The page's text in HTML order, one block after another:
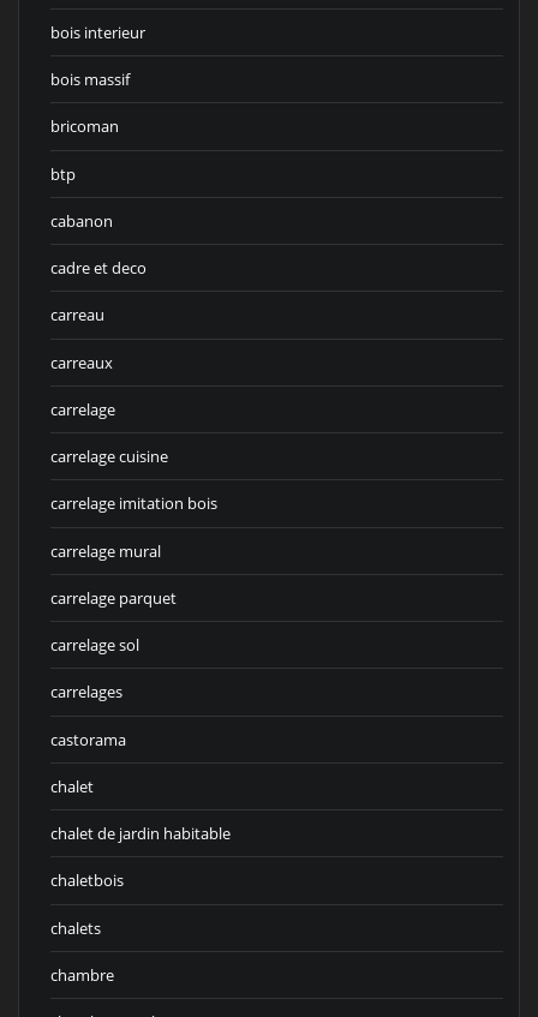
bois interieur
bois massif
bricoman
btp
cabanon
cadre et deco
carreau
carreaux
carrelage
carrelage cuisine
carrelage imitation bois
carrelage mural
carrelage parquet
carrelage sol
carrelages
castorama
chalet
chalet de jardin habitable
chaletbois
chalets
chambre